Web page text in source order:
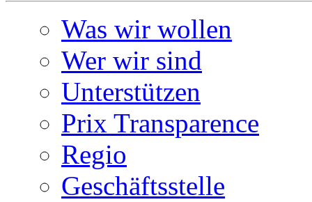
Was wir wollen
Wer wir sind
Unterstützen
Prix Transparence
Regio
Geschäftsstelle